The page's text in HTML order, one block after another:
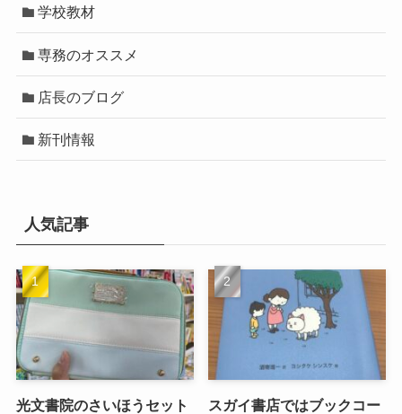
学校教材
専務のオススメ
店長のブログ
新刊情報
人気記事
光文書院のさいほうセット
スガイ書店ではブックコー